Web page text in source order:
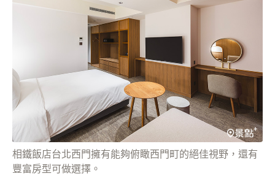
相鐵飯店台北西門擁有能夠俯瞰西門町的絕佳視野，還有
豐富房型可做選擇。